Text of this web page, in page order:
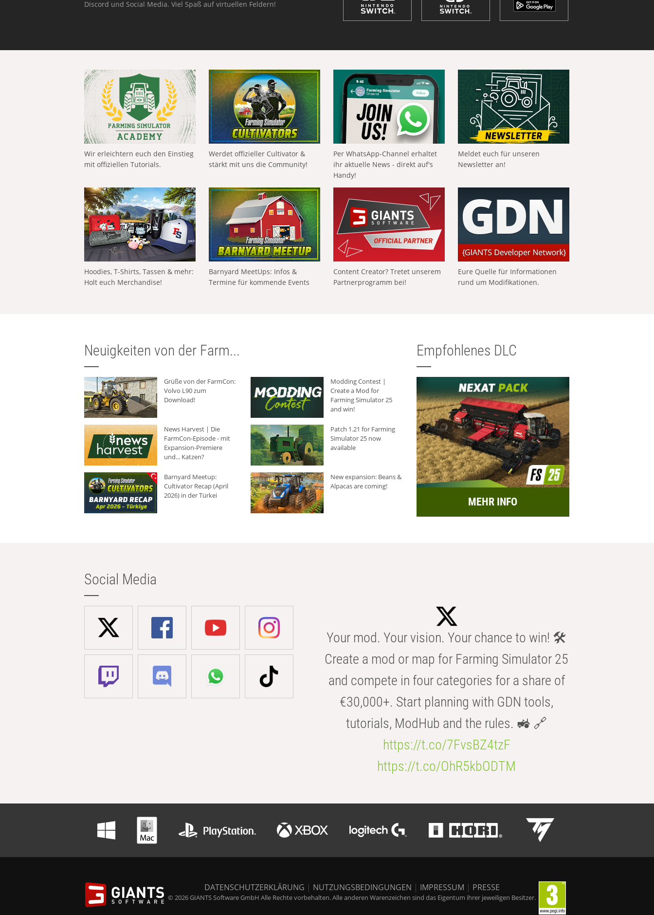
Discord und Social Media. Viel Spaß auf virtuellen Feldern!
Wir erleichtern euch den Einstieg
mit offiziellen Tutorials.
Werdet offizieller Cultivator &
stärkt mit uns die Community!
Per WhatsApp-Channel erhaltet
ihr aktuelle News - direkt auf's
Handy!
Meldet euch für unseren
Newsletter an!
Hoodies, T-Shirts, Tassen & mehr:
Holt euch Merchandise!
Barnyard MeetUps: Infos &
Termine für kommende Events
Content Creator? Tretet unserem
Partnerprogramm bei!
Eure Quelle für Informationen
rund um Modifikationen.
Neuigkeiten von der Farm...
Grüße von der FarmCon:
Volvo L90 zum
Download!
Modding Contest |
Create a Mod for
Farming Simulator 25
and win!
News Harvest | Die
FarmCon-Episode - mit
Expansion-Premiere
und... Katzen?
Patch 1.21 for Farming
Simulator 25 now
available
Barnyard Meetup:
Cultivator Recap (April
2026) in der Türkei
New expansion: Beans &
Alpacas are coming!
Empfohlenes DLC
MEHR INFO
Social Media
Your mod. Your vision. Your chance to win! 🛠️
Create a mod or map for Farming Simulator 25
and compete in four categories for a share of
€30,000+. Start planning with GDN tools,
tutorials, ModHub and the rules. 🚜 🔗
https://t.co/7FvsBZ4tzF
https://t.co/OhR5kbODTM
DATENSCHUTZERKLÄRUNG | NUTZUNGSBEDINGUNGEN | IMPRESSUM | PRESSE
© 2026 GIANTS Software GmbH Alle Rechte vorbehalten. Alle anderen Warenzeichen sind das Eigentum ihrer jeweiligen Besitzer.